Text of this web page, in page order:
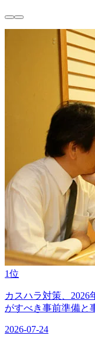
1位
カスハラ対策、
がすべき事前準備と
2026-07-24